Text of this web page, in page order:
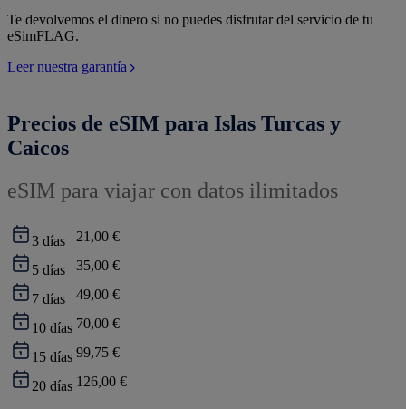
Te devolvemos el dinero si no puedes disfrutar del servicio de tu
eSimFLAG.
Leer nuestra garantía
Precios de eSIM para Islas Turcas y
Caicos
eSIM para viajar con datos ilimitados
3 días 21,00 €
5 días 35,00 €
7 días 49,00 €
10 días 70,00 €
15 días 99,75 €
20 días 126,00 €